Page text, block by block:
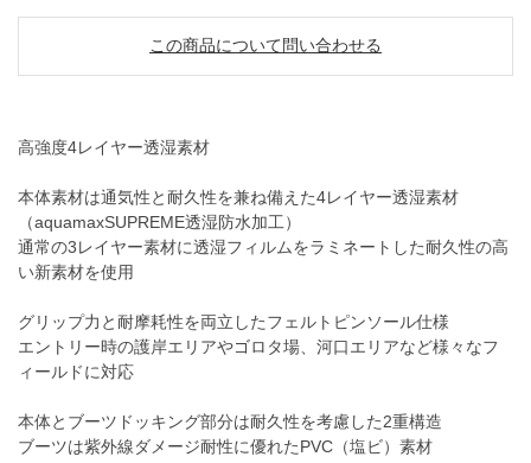
この商品について問い合わせる
高強度4レイヤー透湿素材
本体素材は通気性と耐久性を兼ね備えた4レイヤー透湿素材
（aquamaxSUPREME透湿防水加工）
通常の3レイヤー素材に透湿フィルムをラミネートした耐久性の高
い新素材を使用
グリップ力と耐摩耗性を両立したフェルトピンソール仕様
エントリー時の護岸エリアやゴロタ場、河口エリアなど様々なフ
ィールドに対応
本体とブーツドッキング部分は耐久性を考慮した2重構造
ブーツは紫外線ダメージ耐性に優れたPVC（塩ビ）素材